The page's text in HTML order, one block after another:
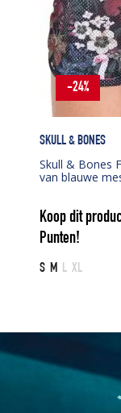
SKULL & BONES
Skull & Bones
van blauwe
Koop dit
Punten!
S M L XL
-24%